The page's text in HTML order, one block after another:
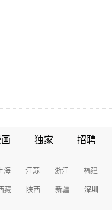
独家 招聘
海 江苏 浙江 福建
藏 陕西 新疆 深圳